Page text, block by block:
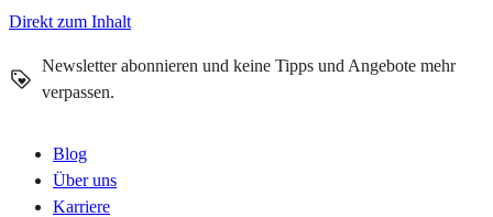
Direkt zum Inhalt
Newsletter abonnieren und keine Tipps und Angebote mehr
verpassen.
Blog
Über uns
Karriere